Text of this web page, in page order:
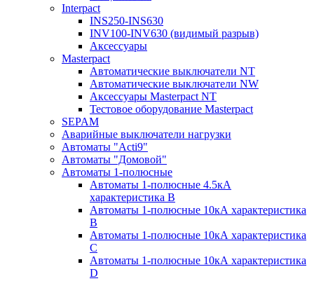
Interpact
INS250-INS630
INV100-INV630 (видимый разрыв)
Аксессуары
Masterpact
Автоматические выключатели NT
Автоматические выключатели NW
Аксессуары Masterpact NT
Тестовое оборудование Masterpact
SEPAM
Аварийные выключатели нагрузки
Автоматы "Acti9"
Автоматы "Домовой"
Автоматы 1-полюсные
Автоматы 1-полюсные 4.5кА
характеристика В
Автоматы 1-полюсные 10кА характеристика
B
Автоматы 1-полюсные 10кА характеристика
C
Автоматы 1-полюсные 10кА характеристика
D